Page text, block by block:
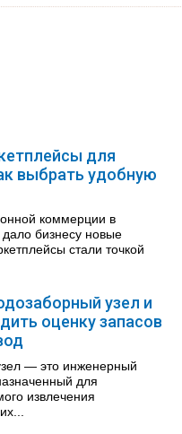
для
выбрать удобную
коммерции в
бизнесу новые
стали точкой
узел и
оценку запасов
— это инженерный
для
извлечения